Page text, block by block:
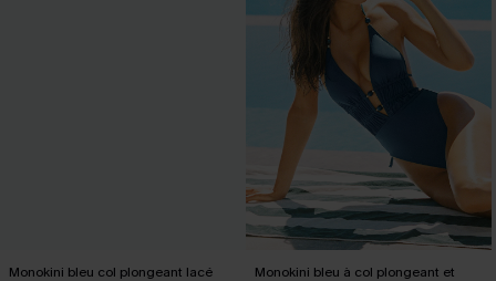
Monokini bleu col plongeant lacé
Monokini bleu à col plongeant et